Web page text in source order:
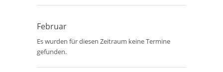
Februar
Es wurden für diesen Zeitraum keine Termine
gefunden.